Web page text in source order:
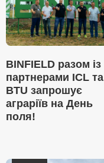
BINFIELD разом із
партнерами ICL та
BTU запрошує
аграріїв на День
поля!